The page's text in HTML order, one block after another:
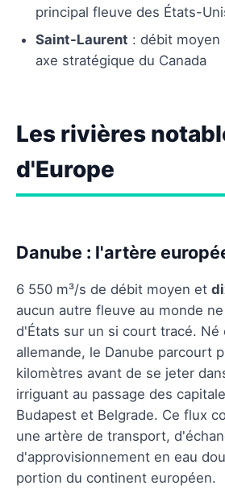
principal fleuve des États-
Saint-Laurent : débit moyen
axe stratégique du Canada
Les rivières
d'Europe
Danube : l'artère
6 550 m³/s de débit moyen et
aucun autre fleuve au monde
d'États sur un si court tracé. Né
allemande, le Danube parcourt
kilomètres avant de se jeter
irriguant au passage des
Budapest et Belgrade. Ce flux
une artère de transport,
d'approvisionnement en eau
portion du continent européen.